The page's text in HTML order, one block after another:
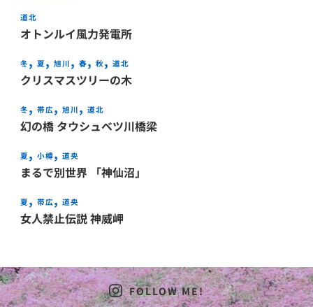
道北
オトンルイ風力発電所
冬 夏 旭川 春 秋 道北
クリスマスツリーの木
冬 帯広 旭川 道北
幻の橋 タウシュベツ川橋梁
夏 小樽 道央
まるで別世界 「神仙沼」
夏 帯広 道央
女人禁止伝説 神威岬
FOLLOW ME!